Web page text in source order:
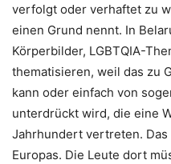
verfolgt oder verhaftet zu
einen Grund nennt. In
Körperbilder, LGBTQIA-
thematisieren, weil das zu
kann oder einfach von
unterdrückt wird, die eine
Jahrhundert vertreten.
Europas. Die Leute dort